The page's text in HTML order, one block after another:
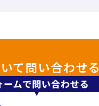
て問い合わせる